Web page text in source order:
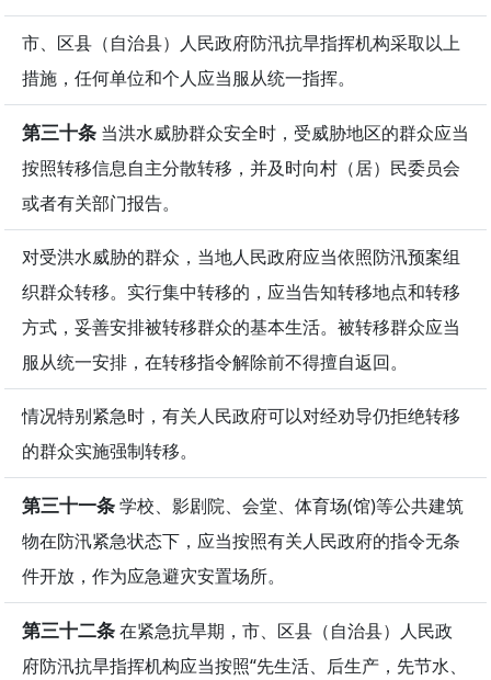
市、区县（自治县）人民政府防汛抗旱指挥机构采取以上
措施，任何单位和个人应当服从统一指挥。
第三十条 当洪水威胁群众安全时，受威胁地区的群众应当
按照转移信息自主分散转移，并及时向村（居）民委员会
或者有关部门报告。
对受洪水威胁的群众，当地人民政府应当依照防汛预案组
织群众转移。实行集中转移的，应当告知转移地点和转移
方式，妥善安排被转移群众的基本生活。被转移群众应当
服从统一安排，在转移指令解除前不得擅自返回。
情况特别紧急时，有关人民政府可以对经劝导仍拒绝转移
的群众实施强制转移。
第三十一条学校、影剧院、会堂、体育场(馆)等公共建筑
物在防汛紧急状态下，应当按照有关人民政府的指令无条
件开放，作为应急避灾安置场所。
第三十二条在紧急抗旱期，市、区县（自治县）人民政
府防汛抗旱指挥机构应当按照“先生活、后生产，先节水、